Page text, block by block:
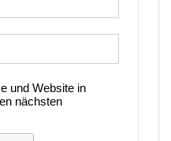
und Website in
nächsten